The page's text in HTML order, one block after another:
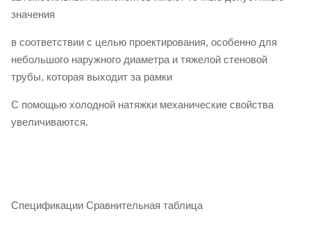
значения
в соответствии с целью проектирования, особенно для
небольшого наружного диаметра и тяжелой стеновой
трубы, которая выходит за рамки
С помощью холодной натяжки механические свойства
увеличиваются.
Спецификации Сравнительная таблица